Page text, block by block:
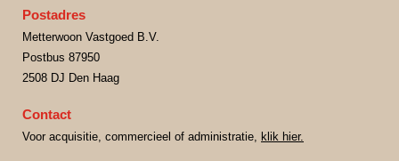
Postadres
Metterwoon Vastgoed B.V.
Postbus 87950
2508 DJ Den Haag
Contact
Voor acquisitie, commercieel of administratie, klik hier.